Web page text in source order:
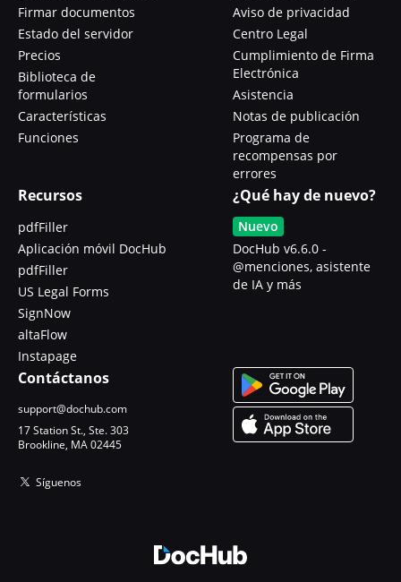
Firmar documentos
Estado del servidor
Precios
Biblioteca de
formularios
Características
Funciones
Aviso de privacidad
Centro Legal
Cumplimiento de Firma
Electrónica
Asistencia
Notas de publicación
Programa de
recompensas por
errores
Recursos
pdfFiller
Aplicación móvil DocHub
pdfFiller
US Legal Forms
SignNow
altaFlow
Instapage
¿Qué hay de nuevo?
Nuevo
DocHub v6.6.0 -
@menciones, asistente
de IA y más
Contáctanos
support@dochub.com
17 Station St., Ste. 303
Brookline, MA 02445
Síguenos